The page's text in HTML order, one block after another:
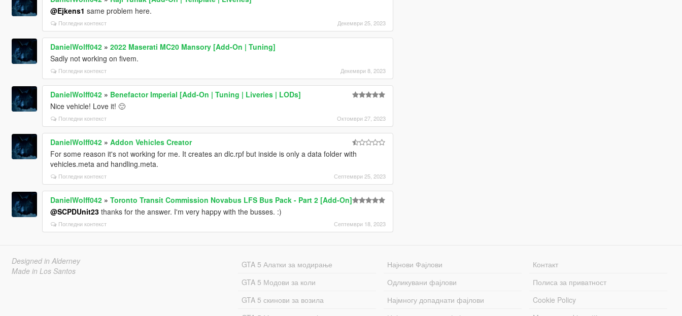
@Ejkens1 same problem here.
Погледни контекст Декември 25, 2023
DanielWolff042» 2022 Maserati MC20 Mansory [Add-On | Tuning]
Sadly not working on fivem.
Погледни контекст Декември 8, 2023
DanielWolff042» Benefactor Imperial [Add-On | Tuning | Liveries | LODs]
Nice vehicle! Love it! 🙂
Погледни контекст Октомври 27, 2023
DanielWolff042» Addon Vehicles Creator
For some reason it's not working for me. It creates an dlc.rpf but inside is only a data folder with
vehicles.meta and handling.meta.
Погледни контекст Септември 25, 2023
DanielWolff042» Toronto Transit Commission Novabus LFS Bus Pack - Part 2 [Add-On]
@SCPDUnit23thanks for the answer. I'm very happy with the busses. :)
Погледни контекст Септември 18, 2023
Designed in Alderney
Made in Los Santos
GTA 5 Алатки за модирање
GTA 5 Модови за коли
GTA 5 скинови за возила
Најнови Фајлови
Одликувани фајлови
Најмногу допаднати фајлови
Контакт
Полиса за приватност
Cookie Policy